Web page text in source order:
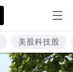
美股科技股